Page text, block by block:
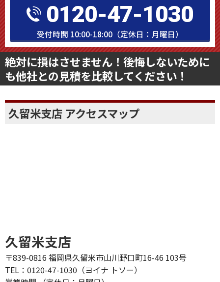
0120-47-1030
受付時間 10:00-18:00（定休日：月曜日）
絶対に損はさせません！後悔しないために
も他社との見積を比較してください！
久留米支店 アクセスマップ
久留米支店
〒839-0816 福岡県久留米市山川野口町16-46 103号
TEL：0120-47-1030（ヨイナ トソー）